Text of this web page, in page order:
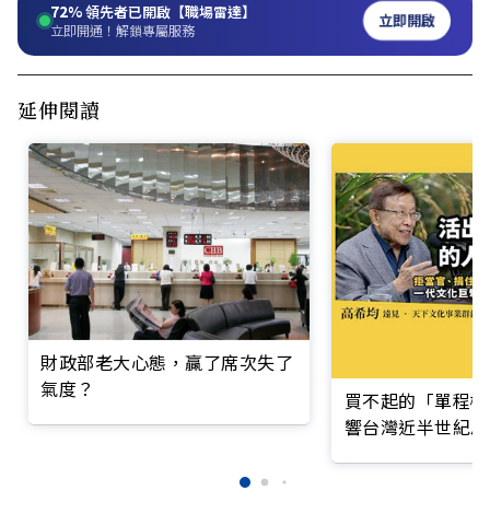
72%領先者已開啟【職場雷達】
立即開通！解鎖專屬服務 立即開啟
延伸閱讀
財政部老大心態，贏了席次失了
氣度？
買不起的「單程
響台灣近半世紀